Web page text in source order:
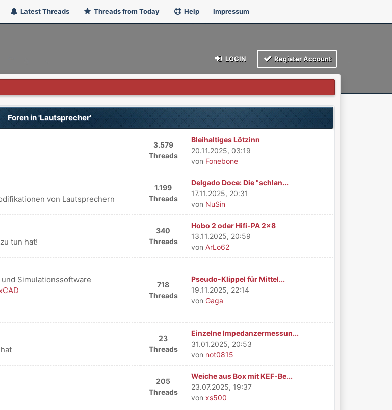
Latest Threads Threads from Today Help Impressum
LOGIN Register Account
Foren in 'Lautsprecher'
3.579
Threads
Bleihaltiges Lötzinn
20.11.2025, 03:19
von Fonebone
von Lautsprechern
1.199
Threads
Delgado Doce: Die "schlan...
17.11.2025, 20:31
von NuSin
tun hat!
340
Threads
Hobo 2 oder Hifi-PA 2x8
13.11.2025, 20:59
von ArLo62
Simulationssoftware
718
Threads
Pseudo-Klippel für Mittel...
19.11.2025, 22:14
von Gaga
23
Threads
Einzelne Impedanzermessun...
31.01.2025, 20:53
von not0815
205
Threads
Weiche aus Box mit KEF-Be...
23.07.2025, 19:37
von xs500